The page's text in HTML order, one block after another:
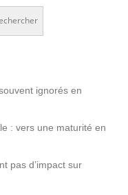
ignorés en
: vers une maturité en
pas d’impact sur